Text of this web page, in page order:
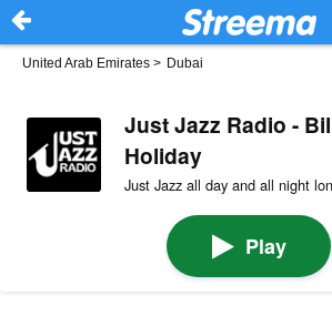
United Arab Emirates > Dubai
Just Jazz Radio -
Holiday
Just Jazz all day and all night
Play